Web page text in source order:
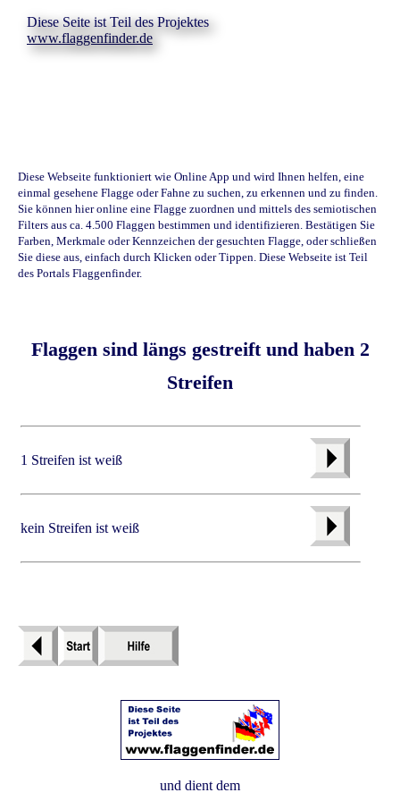
Diese Seite ist Teil des Projektes
www.flaggenfinder.de
Diese Webseite funktioniert wie Online App und wird Ihnen helfen, eine
einmal gesehene Flagge oder Fahne zu suchen, zu erkennen und zu finden.
Sie können hier online eine Flagge zuordnen und mittels des semiotischen
Filters aus ca. 4.500 Flaggen bestimmen und identifizieren. Bestätigen Sie
Farben, Merkmale oder Kennzeichen der gesuchten Flagge, oder schließen
Sie diese aus, einfach durch Klicken oder Tippen. Diese Webseite ist Teil
des Portals Flaggenfinder.
Flaggen sind längs gestreift und haben 2
Streifen
1 Streifen ist weiß
kein Streifen ist weiß
und dient dem